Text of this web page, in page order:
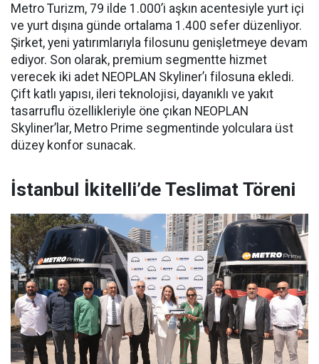
Metro Turizm, 79 ilde 1.000’i aşkın acentesiyle yurt içi
ve yurt dışına günde ortalama 1.400 sefer düzenliyor.
Şirket, yeni yatırımlarıyla filosunu genişletmeye devam
ediyor. Son olarak, premium segmentte hizmet
verecek iki adet NEOPLAN Skyliner’ı filosuna ekledi.
Çift katlı yapısı, ileri teknolojisi, dayanıklı ve yakıt
tasarruflu özellikleriyle öne çıkan NEOPLAN
Skyliner’lar, Metro Prime segmentinde yolculara üst
düzey konfor sunacak.
İstanbul İkitelli’de Teslimat Töreni